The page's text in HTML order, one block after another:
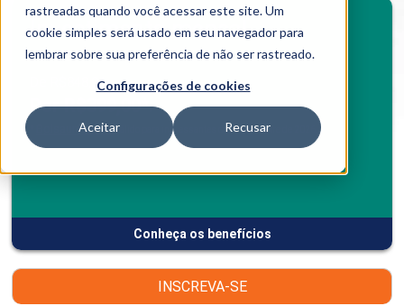
rastreadas quando você acessar este site. Um
cookie simples será usado em seu navegador para
lembrar sobre sua preferência de não ser rastreado.
Configurações de cookies
Aceitar Recusar
Investimento mensal
De R$848,94
Por R$399,00*.
Bolsauniube50válido para ingressantes do 2º semestre de 2026.
Conheça os benefícios
BolsaUniube50%
Benefícios Graduação
INSCREVA-SE